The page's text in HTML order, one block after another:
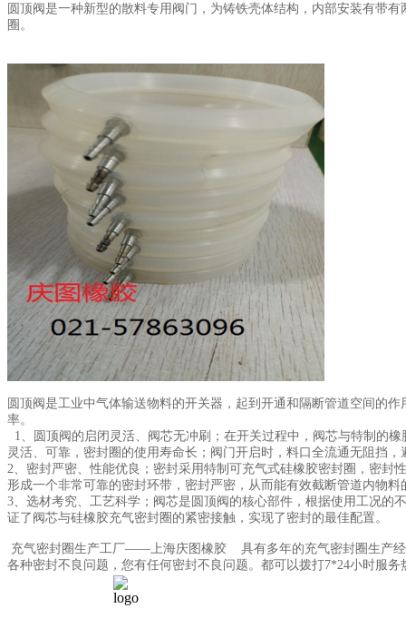
圆顶阀是一种新型的散料专用阀门，为铸铁壳体结构，内部安装有带
圈。
圆顶阀是工业中气体输送物料的开关器，起到开通和隔断管道空间的
率。
1、圆顶阀的启闭灵活、阀芯无冲刷；在开关过程中，阀芯与特制的
灵活、可靠，密封圈的使用寿命长；阀门开启时，料口全流通无阻挡
2、密封严密、性能优良；密封采用特制可充气式硅橡胶密封圈，密
形成一个非常可靠的密封环带，密封严密，从而能有效截断管道内物料
3、选材考究、工艺科学；阀芯是圆顶阀的核心部件，根据使用工况
证了阀芯与硅橡胶充气密封圈的紧密接触，实现了密封的最佳配置。
充气密封圈生产工厂——上海庆图橡胶 具有多年的充气密封圈生产经
各种密封不良问题，您有任何密封不良问题。都可以拨打7*24小时服